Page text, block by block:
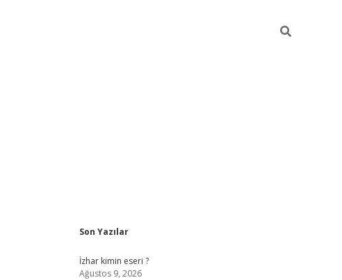
Sidebar
Son Yazılar
İzhar kimin eseri ?
Ağustos 9, 2026